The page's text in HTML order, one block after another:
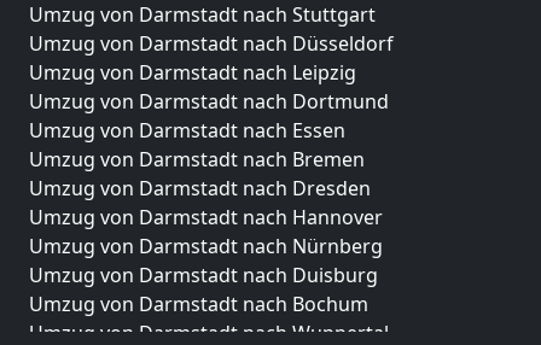
Umzug von Darmstadt nach Stuttgart
Umzug von Darmstadt nach Düsseldorf
Umzug von Darmstadt nach Leipzig
Umzug von Darmstadt nach Dortmund
Umzug von Darmstadt nach Essen
Umzug von Darmstadt nach Bremen
Umzug von Darmstadt nach Dresden
Umzug von Darmstadt nach Hannover
Umzug von Darmstadt nach Nürnberg
Umzug von Darmstadt nach Duisburg
Umzug von Darmstadt nach Bochum
Umzug von Darmstadt nach Wuppertal